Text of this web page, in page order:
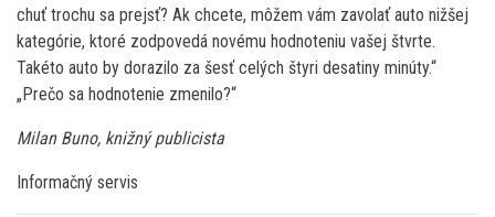
chuť trochu sa prejsť? Ak chcete, môžem vám zavolať auto nižšej
kategórie, ktoré zodpovedá novému hodnoteniu vašej štvrte.
Takéto auto by dorazilo za šesť celých štyri desatiny minúty.“
„Prečo sa hodnotenie zmenilo?“
Milan Buno, knižný publicista
Informačný servis